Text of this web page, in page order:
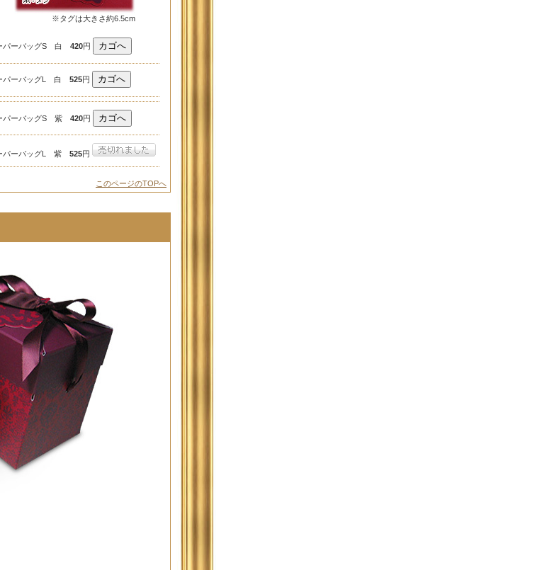
※タグは大きさ約6.5cm
パーバッグS 白 420円
パーバッグL 白 525円
パーバッグS 紫 420円
パーバッグL 紫 525円
このページのTOPへ